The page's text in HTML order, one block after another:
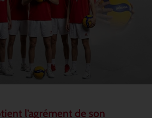
l’agrément de son